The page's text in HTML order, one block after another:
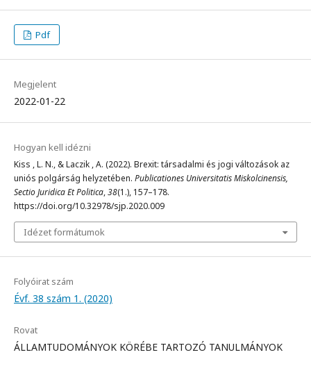
Pdf
Megjelent
2022-01-22
Hogyan kell idézni
Kiss , L. N., & Laczik , A. (2022). Brexit: társadalmi és jogi változások az
uniós polgárság helyzetében. Publicationes Universitatis Miskolcinensis,
Sectio Juridica Et Politica,38(1.), 157–178.
https://doi.org/10.32978/sjp.2020.009
Idézet formátumok
Folyóirat szám
Évf. 38 szám 1. (2020)
Rovat
ÁLLAMTUDOMÁNYOK KÖRÉBE TARTOZÓ TANULMÁNYOK